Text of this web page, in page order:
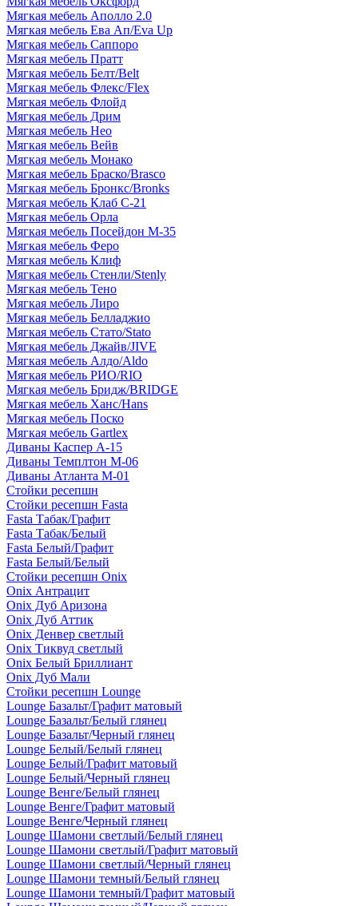
Мягкая мебель Аполло 2.0
Мягкая мебель Ева Ап/Eva Up
Мягкая мебель Саппоро
Мягкая мебель Пратт
Мягкая мебель Белт/Belt
Мягкая мебель Флекс/Flex
Мягкая мебель Флойд
Мягкая мебель Дрим
Мягкая мебель Нео
Мягкая мебель Вейв
Мягкая мебель Монако
Мягкая мебель Браско/Brasco
Мягкая мебель Бронкс/Bronks
Мягкая мебель Клаб С-21
Мягкая мебель Орла
Мягкая мебель Посейдон М-35
Мягкая мебель Феро
Мягкая мебель Клиф
Мягкая мебель Стенли/Stenly
Мягкая мебель Тено
Мягкая мебель Лиро
Мягкая мебель Белладжио
Мягкая мебель Стато/Stato
Мягкая мебель Джайв/JIVE
Мягкая мебель Алдо/Aldo
Мягкая мебель РИО/RIO
Мягкая мебель Бридж/BRIDGE
Мягкая мебель Ханс/Hans
Мягкая мебель Поско
Мягкая мебель Gartlex
Диваны Каспер А-15
Диваны Темплтон М-06
Диваны Атланта М-01
Стойки ресепшн
Стойки ресепшн Fasta
Fasta Табак/Графит
Fasta Табак/Белый
Fasta Белый/Графит
Fasta Белый/Белый
Стойки ресепшн Onix
Onix Антрацит
Onix Дуб Аризона
Onix Дуб Аттик
Onix Денвер светлый
Onix Тиквуд светлый
Onix Белый Бриллиант
Onix Дуб Мали
Стойки ресепшн Lounge
Lounge Базальт/Графит матовый
Lounge Базальт/Белый глянец
Lounge Базальт/Черный глянец
Lounge Белый/Белый глянец
Lounge Белый/Графит матовый
Lounge Белый/Черный глянец
Lounge Венге/Белый глянец
Lounge Венге/Графит матовый
Lounge Венге/Черный глянец
Lounge Шамони светлый/Белый глянец
Lounge Шамони светлый/Графит матовый
Lounge Шамони светлый/Черный глянец
Lounge Шамони темный/Белый глянец
Lounge Шамони темный/Графит матовый